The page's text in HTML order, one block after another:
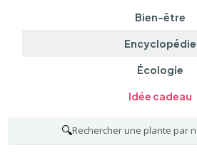
Bien-être
Encyclopédie
Écologie
Idée cadeau
🔍Rechercher une plante par